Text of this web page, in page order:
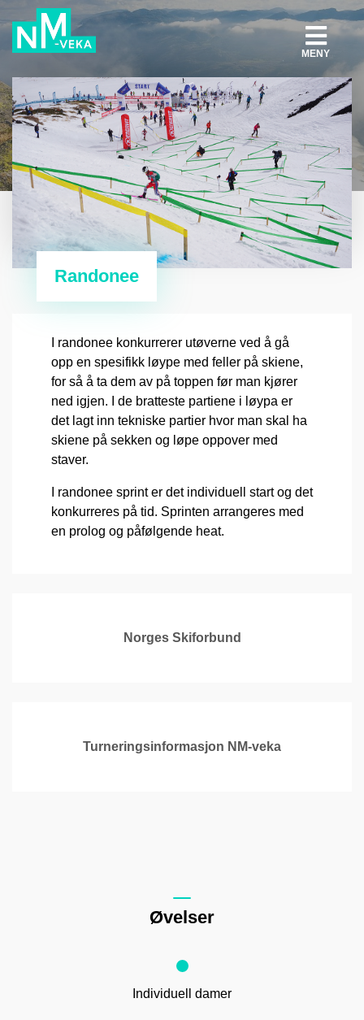
MENY
Randonee
I randonee konkurrerer utøverne ved å gå
opp en spesifikk løype med feller på skiene,
for så å ta dem av på toppen før man kjører
ned igjen. I de bratteste partiene i løypa er
det lagt inn tekniske partier hvor man skal ha
skiene på sekken og løpe oppover med
staver.
I randonee sprint er det individuell start og det
konkurreres på tid. Sprinten arrangeres med
en prolog og påfølgende heat.
Norges Skiforbund
Turneringsinformasjon NM-veka
Øvelser
Individuell damer